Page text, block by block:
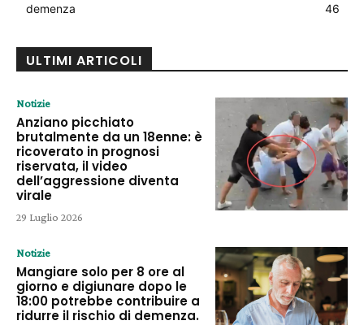
demenza
46
ULTIMI ARTICOLI
Notizie
Anziano picchiato
brutalmente da un 18enne: è
ricoverato in prognosi
riservata, il video
dell’aggressione diventa
virale
29 Luglio 2026
Notizie
Mangiare solo per 8 ore al
giorno e digiunare dopo le
18:00 potrebbe contribuire a
ridurre il rischio di demenza.